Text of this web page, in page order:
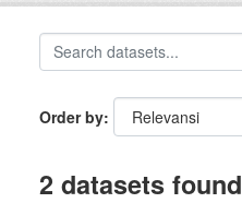
Order by
2 datasets found